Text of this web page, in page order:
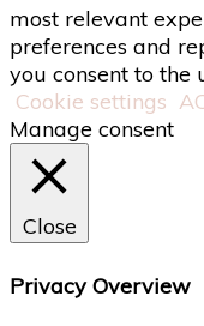
most relevant
preferences and
you consent to the
Cookie settings
Manage consent
Close
Privacy Overview